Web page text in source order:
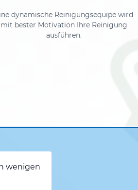
dynamische Reinigungsequipe wird
mit bester Motivation Ihre Reinigung
ausführen.
wenigen